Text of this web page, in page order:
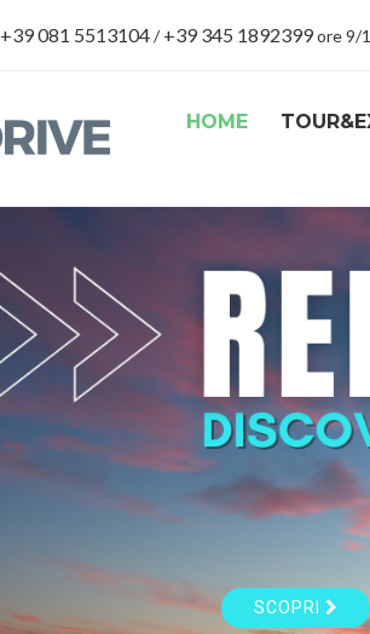
+39 081 5513104/+39 345 1892399ore 9/
HOME
SCOPRI